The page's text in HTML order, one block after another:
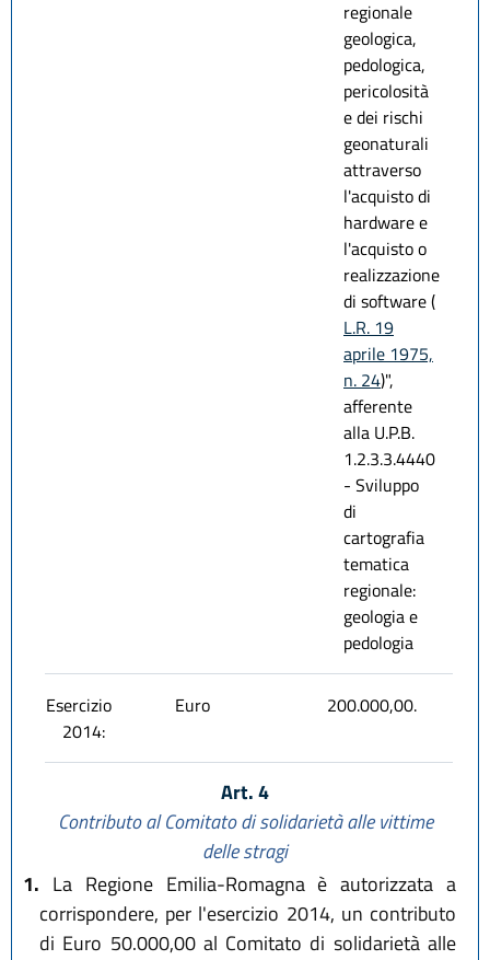
regionale
geologica,
pedologica,
pericolosità
e dei rischi
geonaturali
attraverso
l'acquisto di
hardware e
l'acquisto o
realizzazione
di software (
L.R. 19
aprile 1975,
n. 24)",
afferente
alla U.P.B.
1.2.3.3.4440
- Sviluppo
di
cartografia
tematica
regionale:
geologia e
pedologia
Esercizio
2014:
Euro 200.000,00.
Art. 4
Contributo al Comitato di solidarietà alle vittime
delle stragi
1. La Regione Emilia-Romagna è autorizzata a
corrispondere, per l'esercizio 2014, un contributo
di Euro 50.000,00 al Comitato di solidarietà alle